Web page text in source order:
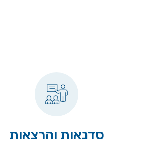
סדנאות והרצאות